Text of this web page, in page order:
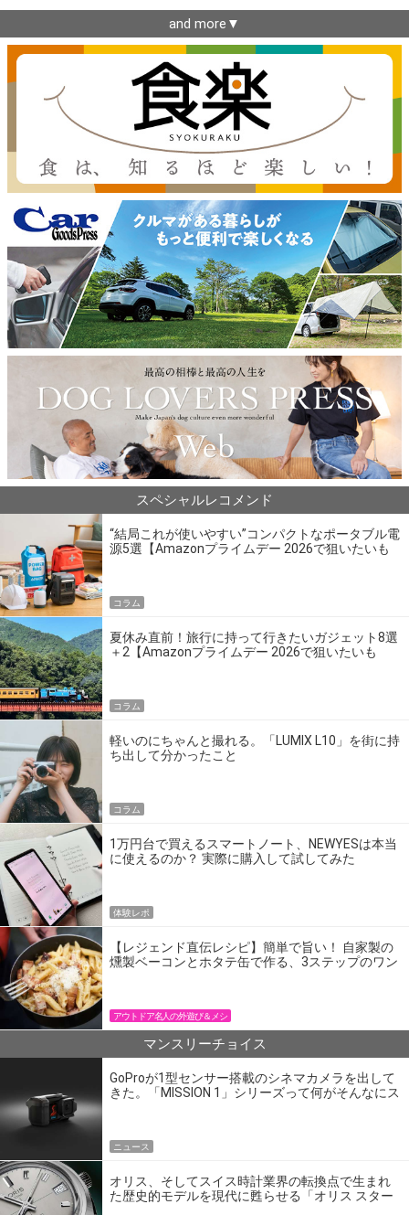
and more▼
スペシャルレコメンド
“結局これが使いやすい”コンパクトなポータブル電
源5選【Amazonプライムデー 2026で狙いたいも
コラム
夏休み直前！旅行に持って行きたいガジェット8選
＋2【Amazonプライムデー 2026で狙いたいも
コラム
軽いのにちゃんと撮れる。「LUMIX L10」を街に持
ち出して分かったこと
コラム
1万円台で買えるスマートノート、NEWYESは本当
に使えるのか？ 実際に購入して試してみた
体験レポ
【レジェンド直伝レシピ】簡単で旨い！ 自家製の
燻製ベーコンとホタテ缶で作る、3ステップのワン
アウトドア名人の外遊び＆メシ
マンスリーチョイス
GoProが1型センサー搭載のシネマカメラを出して
きた。「MISSION 1」シリーズって何がそんなにス
ニュース
オリス、そしてスイス時計業界の転換点で生まれ
た歴史的モデルを現代に甦らせる「オリス スター